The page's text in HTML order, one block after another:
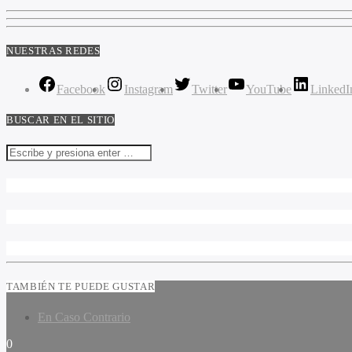
NUESTRAS REDES
Facebook Instagram Twitter YouTube
BUSCAR EN EL SITIO
TAMBIÉN TE PUEDE GUSTAR
En Caso Contrario
0